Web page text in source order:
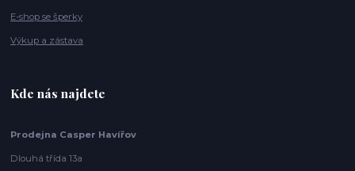
E-shop se šperky
Výkup a zástava
Kde nás najdete
Prodejna Casper Havířov
Dlouhá třída 13a